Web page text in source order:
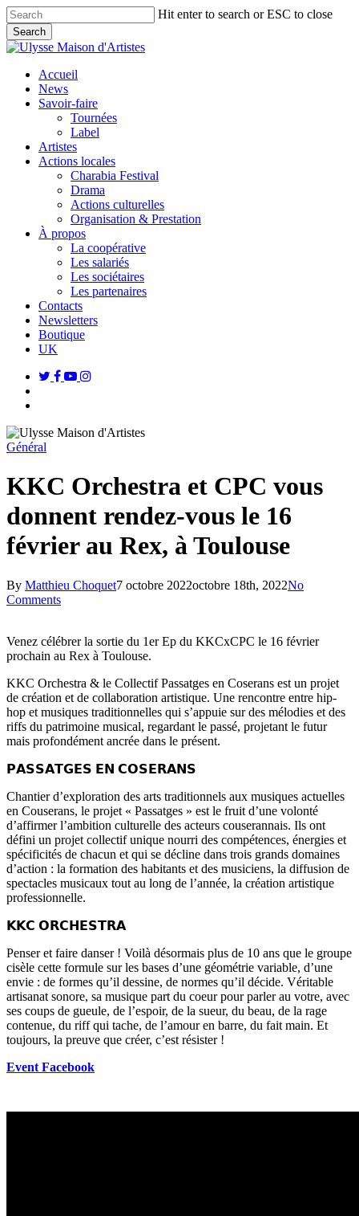
Skip
to
main
content
Hit enter to search or ESC to close
Search
Close
search
Menu
Accueil
News
Savoir-faire
Tournées
Label
Artistes
Actions locales
Charabia Festival
Drama
Actions culturelles
Organisation & Prestation
À propos
La coopérative
Les salariés
Les sociétaires
Les partenaires
Contacts
Newsletters
Boutique
UK
twitterfacebook
youtubeinstagram
Général
KKC Orchestra et CPC vous
donnent rendez-vous le 16
février au Rex, à Toulouse
By Matthieu Choquet7 octobre 2022octobre 18th, 2022No
Comments
Venez célébrer la sortie du 1er Ep du KKCxCPC le 16 février
prochain au Rex à Toulouse.
KKC Orchestra & le Collectif Passatges en Coserans est un projet
de création et de collaboration artistique. Une rencontre entre hip-
hop et musiques traditionnelles qui s’appuie sur des mélodies et des
riffs du patrimoine musical, regardant le passé, projetant le futur
mais profondément ancrée dans le présent.
𝗣𝗔𝗦𝗦𝗔𝗧𝗚𝗘𝗦 𝗘𝗡 𝗖𝗢𝗦𝗘𝗥𝗔𝗡𝗦
Chantier d’exploration des arts traditionnels aux musiques actuelles
en Couserans, le projet « Passatges » est le fruit d’une volonté
d’affirmer l’ambition culturelle des acteurs couserannais. Ils ont
défini un projet collectif unique nourri des compétences, énergies et
spécificités de chacun et qui se décline dans trois grands domaines
d’action : la formation des habitants et des musiciens, la diffusion de
spectacles musicaux tout au long de l’année, la création artistique
professionnelle.
𝗞𝗞𝗖 𝗢𝗥𝗖𝗛𝗘𝗦𝗧𝗥𝗔
Penser et faire danser ! Voilà désormais plus de 10 ans que le groupe
cisèle cette formule sur les bases d’une géométrie variable, d’une
envie : de formes qu’il dessine, de normes qu’il décide. Véritable
artisanat sonore, sa musique part du coeur pour parler au votre, avec
ses coups de gueule, de l’espoir, de la sueur, du beau, de la rage
contenue, du riff qui tache, de l’amour en barre, du fait main. Et
toujours, la preuve que créer, c’est résister !
Event Facebook